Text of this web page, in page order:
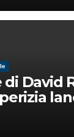
David